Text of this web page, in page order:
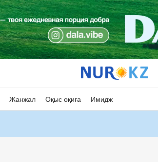
Жанжал Оқыс оқиға Имидж